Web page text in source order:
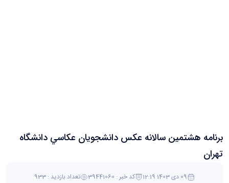
برنامه هشتمين سالانه عكس دانشجويان عكاسي دانشگاه
تهران
09 دی 1403 12:19 کد خبر : 39441060 تعداد بازدید : 933